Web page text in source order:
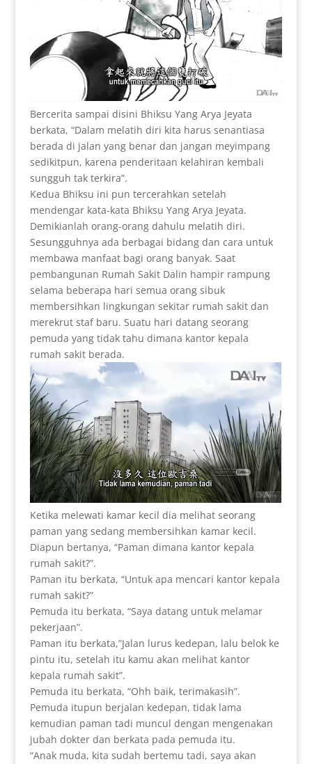
Bercerita sampai disini Bhiksu Yang Arya Jeyata
berkata, “Dalam melatih diri kita harus senantiasa
berada di jalan yang benar dan jangan meyimpang
sedikitpun, karena penderitaan kelahiran kembali
sungguh tak terkira”.
Kedua Bhiksu ini pun tercerahkan setelah
mendengar kata-kata Bhiksu Yang Arya Jeyata.
Demikianlah orang-orang dahulu melatih diri.
Sesungguhnya ada berbagai bidang dan cara untuk
membawa manfaat bagi orang banyak. Saat
pembangunan Rumah Sakit Dalin hampir rampung
selama beberapa hari semua orang sibuk
membersihkan lingkungan sekitar rumah sakit dan
merekrut staf baru. Suatu hari datang seorang
pemuda yang tidak tahu dimana kantor kepala
rumah sakit berada.
Ketika melewati kamar kecil dia melihat seorang
paman yang sedang membersihkan kamar kecil.
Diapun bertanya, “Paman dimana kantor kepala
rumah sakit?”.
Paman itu berkata, “Untuk apa mencari kantor kepala
rumah sakit?”
Pemuda itu berkata, “Saya datang untuk melamar
pekerjaan”.
Paman itu berkata,”Jalan lurus kedepan, lalu belok ke
pintu itu, setelah itu kamu akan melihat kantor
kepala rumah sakit”.
Pemuda itu berkata, “Ohh baik, terimakasih”.
Pemuda itupun berjalan kedepan, tidak lama
kemudian paman tadi muncul dengan mengenakan
jubah dokter dan berkata pada pemuda itu.
“Anak muda, kita sudah bertemu tadi, saya akan